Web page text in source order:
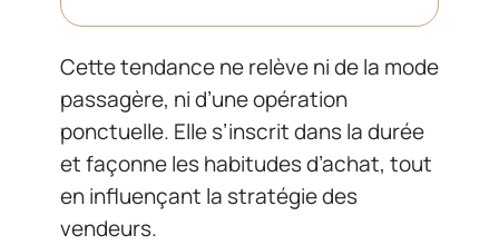
Cette tendance ne relève ni de la mode
passagère, ni d’une opération
ponctuelle. Elle s’inscrit dans la durée
et façonne les habitudes d’achat, tout
en influençant la stratégie des
vendeurs.